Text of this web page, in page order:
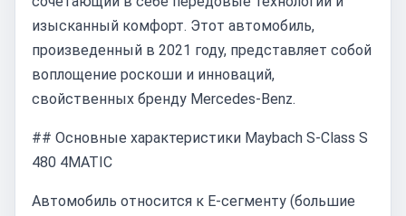
изысканный комфорт. Этот автомобиль,
произведенный в 2021 году, представляет собой
воплощение роскоши и инноваций,
свойственных бренду Mercedes-Benz.
## Основные характеристики Maybach S-Class S
480 4MATIC
Автомобиль относится к E-сегменту (большие